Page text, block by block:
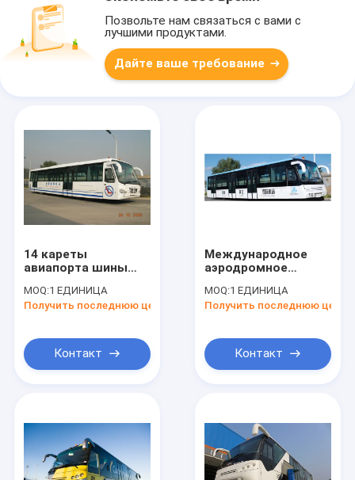
Позвольте нам связаться с вами с
лучшими продуктами.
Дайте ваше требование
14 кареты
авиапорта шины
двигателя дизеля
двери места 4
MOQ:1 ЕДИНИЦА
Получить последнюю цену
Контакт
Международное
аэродромное
короткий челнок
авиапорта Vip
MOQ:1 ЕДИНИЦА
Получить последнюю цену
Контакт